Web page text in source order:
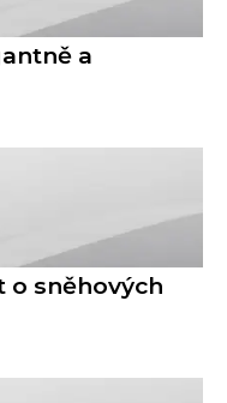
a
o sněhových